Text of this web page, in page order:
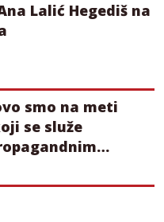
Lalić Hegediš na
smo na meti
se služe